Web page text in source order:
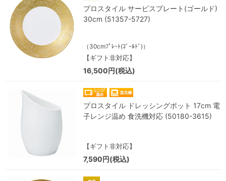
プロスタイル サービスプレート(ゴールド)
30cm (51357-5727)
（30cmﾌﾟﾚｰﾄ(ｺﾞｰﾙﾄﾞ)）
【ギフト非対応】
16,500円(税込)
プロスタイル ドレッシングポット 17cm 電
子レンジ温め 食洗機対応 (50180-3615)
【ギフト非対応】
7,590円(税込)